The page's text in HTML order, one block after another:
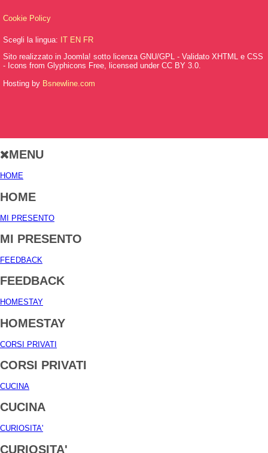
Cookie Policy
Scegli la lingua: IT EN FR
Sito realizzato in Joomla! sotto licenza GNU/GPL - Validato XHTML e CSS
- Icons from Glyphicons Free, licensed under CC BY 3.0.
Hosting by Bsnewline.com
MENU
HOME
HOME
MI PRESENTO
MI PRESENTO
FEEDBACK
FEEDBACK
HOMESTAY
HOMESTAY
CORSI PRIVATI
CORSI PRIVATI
CUCINA
CUCINA
CURIOSITA'
CURIOSITA'